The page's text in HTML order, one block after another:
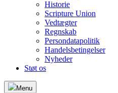
Historie
Scripture Union
Vedtægter
Regnskab
Persondatapolitik
Handelsbetingelser
Nyheder
Støt os
Menu